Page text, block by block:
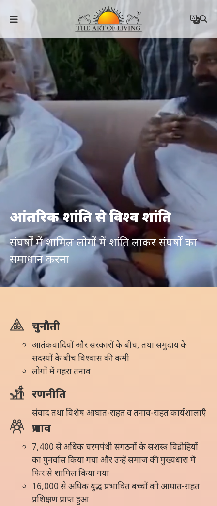
आंतरिक शांति से विश्व शांति
संघर्षों में शामिल लोगों में शांति लाकर संघर्षों का
समाधान करना
चुनौती
आतंकवादियों और सरकारों के बीच, तथा समुदाय के
सदस्यों के बीच विश्वास की कमी
लोगों में गहरातनाव
रणनीति
संवाद तथा विशेष आघात-राहत व तनाव-राहत कार्यशालाएँ
प्रभाव
7,400 से अधिक चरमपंथी संगठनों के सशस्त्र विद्रोहियों
का पुनर्वास किया गया और उन्हें समाज की मुख्यधारा में
फिर से शामिल किया गया
16,000 से अधिक युद्ध प्रभावित बच्चों को आघात-राहत
प्रशिक्षण प्राप्त हुआ